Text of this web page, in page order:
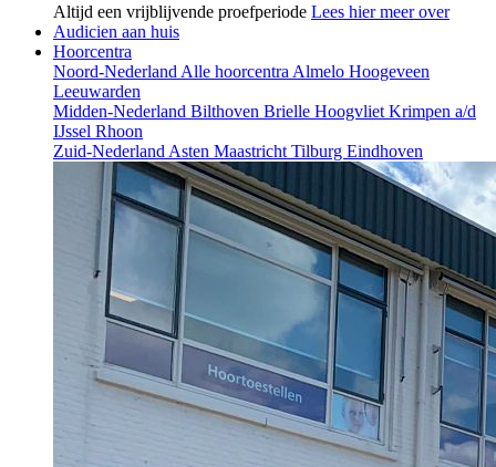
Altijd een vrijblijvende proefperiode Lees hier meer over
Audicien aan huis
Hoorcentra
Noord-Nederland Alle hoorcentra Almelo Hoogeveen
Leeuwarden
Midden-Nederland Bilthoven Brielle Hoogvliet Krimpen a/d
IJssel Rhoon
Zuid-Nederland Asten Maastricht Tilburg Eindhoven